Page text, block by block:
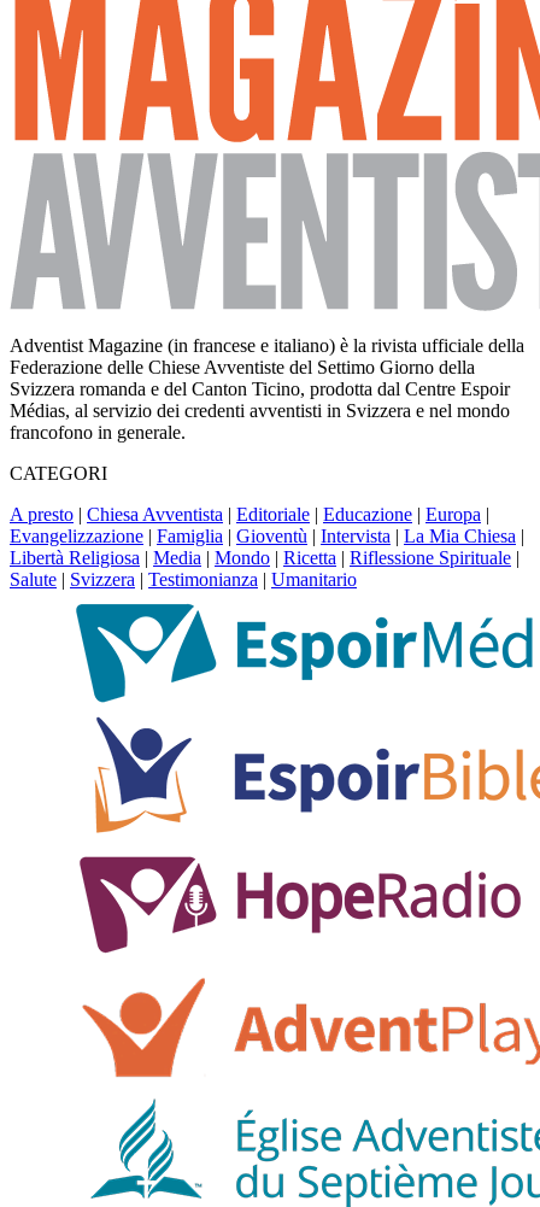
Adventist Magazine (in francese e italiano) è la rivista ufficiale della
Federazione delle Chiese Avventiste del Settimo Giorno della
Svizzera romanda e del Canton Ticino, prodotta dal Centre Espoir
Médias, al servizio dei credenti avventisti in Svizzera e nel mondo
francofono in generale.
CATEGORI
A presto | Chiesa Avventista | Editoriale | Educazione | Europa |
Evangelizzazione | Famiglia | Gioventù | Intervista | La Mia Chiesa |
Libertà Religiosa | Media | Mondo | Ricetta | Riflessione Spirituale |
Salute | Svizzera | Testimonianza | Umanitario